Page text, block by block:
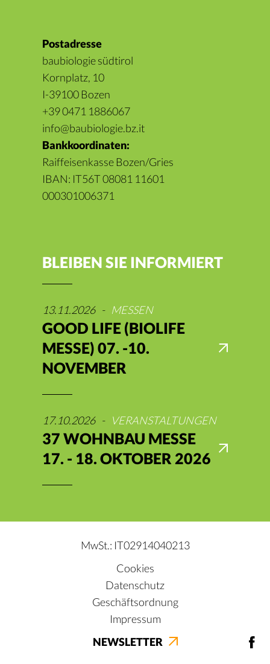
Postadresse
baubiologie südtirol
Kornplatz, 10
I-39100 Bozen
+39 0471 1886067
info@baubiologie.bz.it
Bankkoordinaten:
Raiffeisenkasse Bozen/Gries
IBAN: IT56T 08081 11601
000301006371
BLEIBEN SIE INFORMIERT
13.11.2026 - MESSEN
GOOD LIFE (BIOLIFE
MESSE) 07. -10.
NOVEMBER
17.10.2026 - VERANSTALTUNGEN
37 WOHNBAU MESSE
17. - 18. OKTOBER 2026
MwSt.: IT02914040213
Cookies
Datenschutz
Geschäftsordnung
Impressum
NEWSLETTER